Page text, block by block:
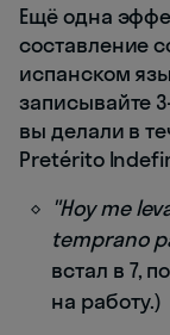
Ещё одна
составление
испанском
записывайте
вы делали в
Pretérito
"Hoy me
temprano
встал в 7,
на работу.)